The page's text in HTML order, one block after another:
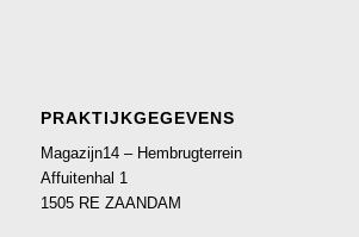
PRAKTIJKGEGEVENS
Magazijn14 – Hembrugterrein
Affuitenhal 1
1505 RE ZAANDAM